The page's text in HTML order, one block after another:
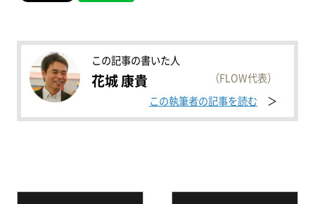
この記事の書いた人
花城 康貴
（FLOW代表）
この執筆者の記事を読む